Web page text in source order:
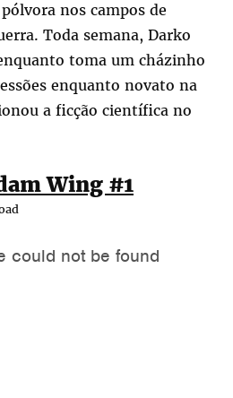
nos campos de
Toda semana, Darko
toma um cházinho
enquanto novato na
a ficção científica no
Wing #1